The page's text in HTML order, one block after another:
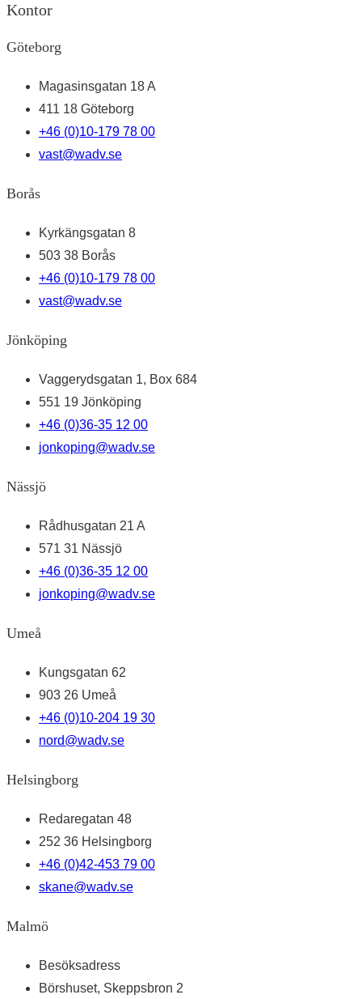
Kontor
Göteborg
Magasinsgatan 18 A
411 18 Göteborg
+46 (0)10-179 78 00
vast@wadv.se
Borås
Kyrkängsgatan 8
503 38 Borås
+46 (0)10-179 78 00
vast@wadv.se
Jönköping
Vaggerydsgatan 1, Box 684
551 19 Jönköping
+46 (0)36-35 12 00
jonkoping@wadv.se
Nässjö
Rådhusgatan 21 A
571 31 Nässjö
+46 (0)36-35 12 00
jonkoping@wadv.se
Umeå
Kungsgatan 62
903 26 Umeå
+46 (0)10-204 19 30
nord@wadv.se
Helsingborg
Redaregatan 48
252 36 Helsingborg
+46 (0)42-453 79 00
skane@wadv.se
Malmö
Besöksadress
Börshuset, Skeppsbron 2